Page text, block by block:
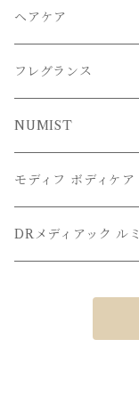
ヘアケア
フレグランス
NUMIST
モディフ ボディケア
DRメディアック ル